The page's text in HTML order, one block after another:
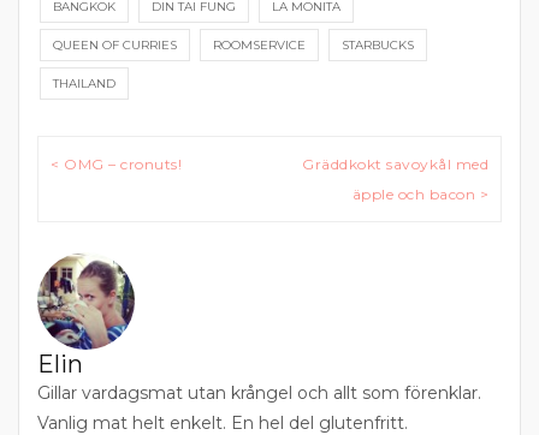
BANGKOK DIN TAI FUNG LA MONITA
QUEEN OF CURRIES ROOMSERVICE STARBUCKS
THAILAND
Inläggsnavigering
< OMG – cronuts!
Gräddkokt savoykål med
äpple och bacon >
Elin
Gillar vardagsmat utan krångel och allt som förenklar.
Vanlig mat helt enkelt. En hel del glutenfritt.